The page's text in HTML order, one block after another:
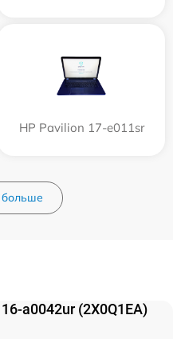
HP Pavilion 17-e011sr
a0042ur (2X0Q1EA)